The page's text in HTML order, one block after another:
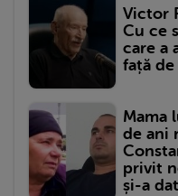
Victor
Cu ce
care a
față
Mama
de ani
privit
și-a